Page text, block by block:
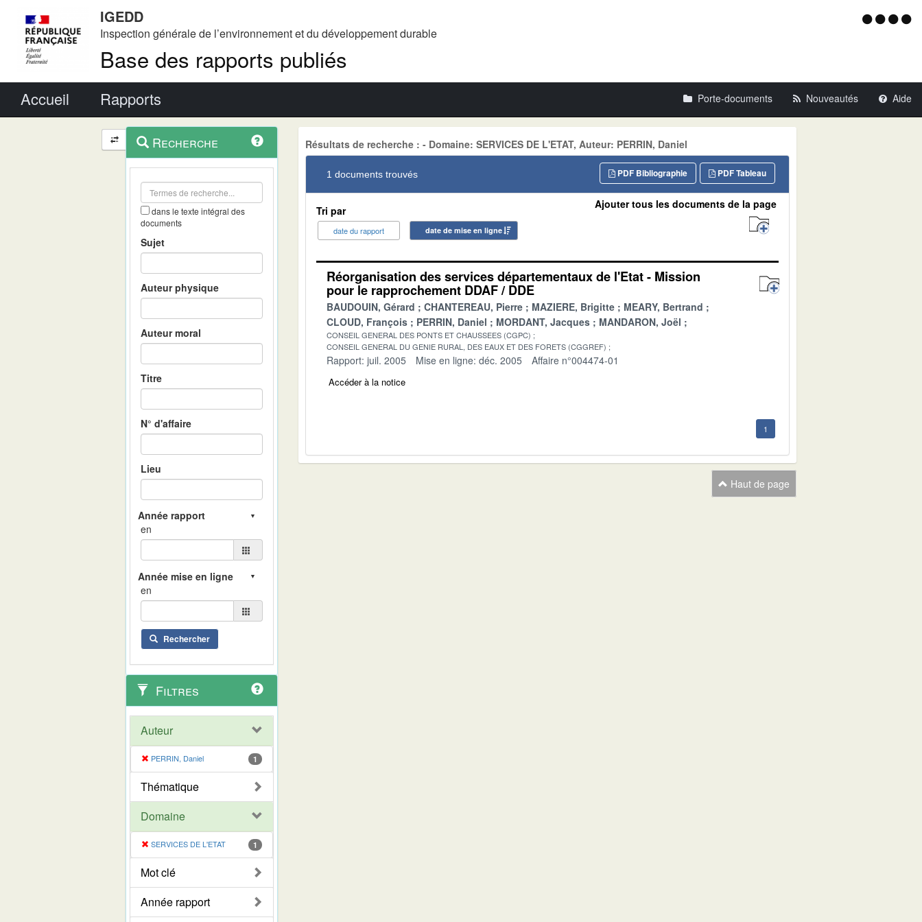
IGEDD
Inspection générale de l’environnement et du développement durable
Base des rapports publiés
Menu
Accueil Rapports Porte-documents Nouveautés Aide
Navigation
et
outils
contextuel
Recherche
dans le texte intégral des
documents
Sujet
Auteur physique
Auteur moral
Titre
N° d'affaire
Lieu
en
en
Rechercher
Filtres
Auteur
PERRIN, Daniel 1
Thématique
Domaine
SERVICES DE L'ETAT 1
Mot clé
Année rapport
Résultats de recherche : - Domaine: SERVICES DE L'ETAT, Auteur: PERRIN, Daniel
1 documents trouvés PDF Tableau
PDF Bibliographie
Tri par
date du rapport date de mise en ligne
Ajouter tous les documents de la page
Réorganisation des services départementaux de l'Etat - Mission
pour le rapprochement DDAF / DDE
BAUDOUIN, Gérard CHANTEREAU, Pierre MAZIERE, Brigitte
MEARY, Bertrand
CLOUD, François
PERRIN, Daniel MORDANT, Jacques MANDARON, Joël
CONSEIL GENERAL DES PONTS ET CHAUSSEES (CGPC)
CONSEIL GENERAL DU GENIE RURAL, DES EAUX ET DES FORETS (CGGREF)
Rapport: juil. 2005 Mise en ligne: déc. 2005 Affaire n°004474-01
Accéder à la notice
1
Haut de page